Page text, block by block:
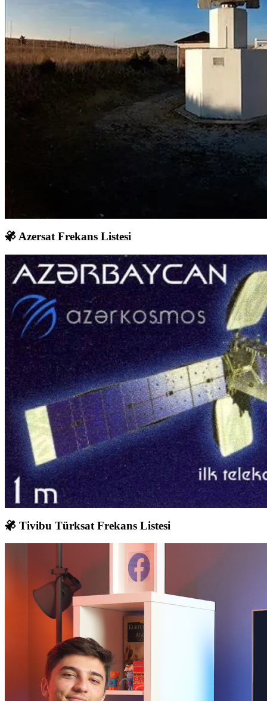
Azersat Frekans Listesi
Tivibu Türksat Frekans Listesi